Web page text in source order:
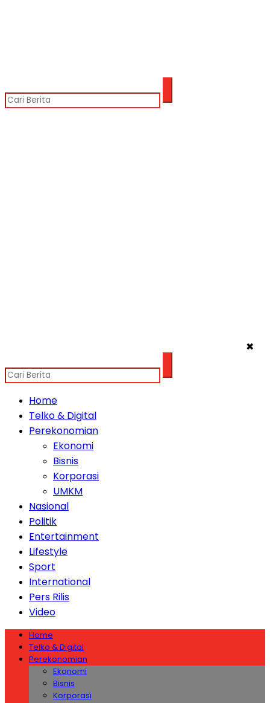
✖
Home
Telko & Digital
Perekonomian
Ekonomi
Bisnis
Korporasi
UMKM
Nasional
Politik
Entertainment
Lifestyle
Sport
International
Pers Rilis
Video
Home
Telko & Digital
Perekonomian
Ekonomi
Bisnis
Korporasi